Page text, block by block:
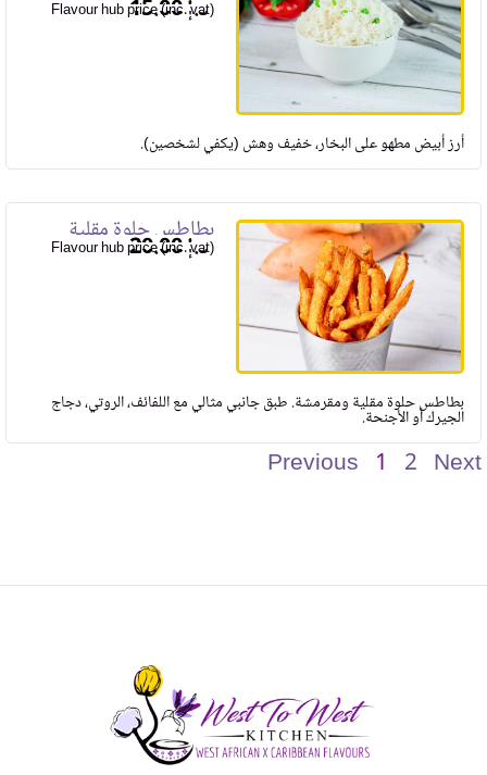
15.00
Flavour hub price (inc. vat)
أرز أبيض مطهو على البخار، خفيف وهش (يكفي لشخصين).
بطاطس حلوة مقلية
20.00
Flavour hub price (inc. vat)
بطاطس حلوة مقلية ومقرمشة. طبق جانبي مثالي مع اللفائف، الروتي، دجاج
الجيرك أو الأجنحة.
Previous 1 2 Next